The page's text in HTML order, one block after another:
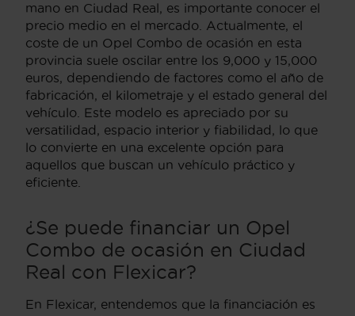
mano en Ciudad Real, es importante conocer el
precio medio en el mercado. Actualmente, el
coste de un Opel Combo de ocasión en esta
provincia suele oscilar entre los 9,000 y 15,000
euros, dependiendo de factores como el año de
fabricación, el kilometraje y el estado general del
vehículo. Este modelo es apreciado por su
versatilidad, espacio interior y fiabilidad, lo que
lo convierte en una excelente opción para
aquellos que buscan un vehículo práctico y
eficiente.
¿Se puede financiar un Opel
Combo de ocasión en Ciudad
Real con Flexicar?
En Flexicar, entendemos que la financiación es